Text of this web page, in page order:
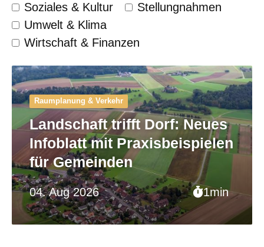
Soziales & Kultur
Stellungnahmen
Umwelt & Klima
Wirtschaft & Finanzen
04. Aug 2026 1min
Raumplanung & Verkehr
Landschaft trifft Dorf: Neues
Infoblatt mit Praxisbeispielen
für Gemeinden